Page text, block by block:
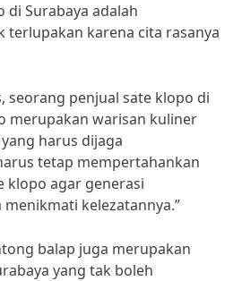
Surabaya adalah
terlupakan karena cita rasanya
seorang penjual sate klopo di
merupakan warisan kuliner
harus dijaga
tetap mempertahankan
klopo agar generasi
kelezatannya.”
balap juga merupakan
yang tak boleh